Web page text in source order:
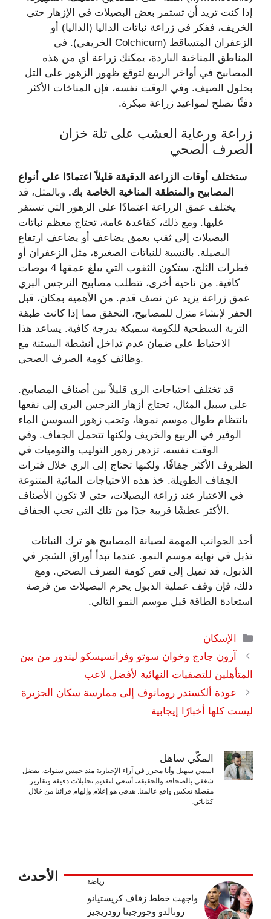
إذا كنت تريد أن تستمر بعض البصيلات في الإزهار حتى
الخريف، ففكر في زراعة نباتات الداليا (الداليا) أو
الزعفران المتساقط (Colchicum الخريفي). في
المناطق المناخية الباردة، يمكنك زراعة أي من هذه
المصابيح في أواخر الربيع لتوقع ظهور الزهور على التل
بحلول الصيف. وفي الوقت نفسه، فإن المناخات الأكثر
دفئًا تصلح لمواعيد زراعة مبكرة.
زراعة ورعاية العشب على تلة خزان
الصرف الصحي
ستختلف أوقات الزراعة الدقيقة قليلاً اعتمادًا على أنواع
المصابيح والمنطقة المناخية الخاصة بك. وبالمثل، قد
يختلف عمق الزراعة اعتمادًا على الزهور التي تستقر
عليها. ومع ذلك، كقاعدة عامة، تحتاج معظم نباتات
البصيلات إلى ثقب بعمق يضاعف أو يضاعف ارتفاع
البصيلة. بالنسبة للنباتات الصغيرة، مثل الزعفران أو
قطرات الثلج، ستكون الثقوب التي يبلغ عمقها 4 بوصات
كافية. من ناحية أخرى، تتطلب مصابيح النرجس البري
عمق زراعة يزيد عن نصف قدم. من الأهمية بمكان، قبل
الحفر لإنشاء منزل للمصابيح، التحقق مما إذا كانت طبقة
التربة السطحية للكومة سميكة بدرجة كافية. يساعد هذا
الاحتياط على ضمان عدم تداخل أنشطة البستنة مع
وظائف كومة الصرف الصحي.
قد تختلف احتياجات الري قليلاً بين أصناف المصابيح.
على سبيل المثال، تحتاج أزهار النرجس البري إلى نقعها
بانتظام طوال موسم نموها، وتحب زهور السوسن الماء
الوفير في الربيع والخريف ولكنها تتحمل الجفاف. وفي
الوقت نفسه، تزدهر زهور التوليب والثوميات في
الظروف الأكثر جفافًا، ولكنها تحتاج إلى الري خلال فترات
الجفاف الطويلة. خذ هذه الاحتياجات المائية المتنوعة
في الاعتبار عند زراعة البصيلات، حتى لا تكون الأصناف
الأكثر عطشًا قريبة جدًا من تلك التي تحب الجفاف.
أحد الجوانب المهمة لصيانة المصابيح هو ترك النباتات
تذبل في نهاية موسم النمو. عندما تبدأ أوراق الشجر في
الذبول، قد تميل إلى قص كومة الصرف الصحي. ومع
ذلك، فإن وقف عملية الذبول يحرم البصيلات من فرصة
استعادة الطاقة قبل موسم النمو التالي.
التصنيفات
الإسكان
آرون جادج وخوان سوتو وفرانسيسكو ليندور من بين
المتأهلين للتصفيات النهائية لأفضل لاعب
عودة ألكسندر رومانوف إلى ممارسة سكان الجزيرة
ليست كلها أخبارًا إيجابية
المكّي ساهل
اسمي سهيل وأنا محرر في آراء الإخبارية منذ خمس سنوات. بفضل
شغفي بالصحافة والحقيقة، أسعى لتقديم تحليلات دقيقة وتقارير
مفصلة تعكس واقع عالمنا. هدفي هو إعلام وإلهام قرائنا من خلال
كتاباتي.
الأحدث رياضة
واجهت خطط زفاف كريستيانو
رونالدو وجورجينا رودريجيز